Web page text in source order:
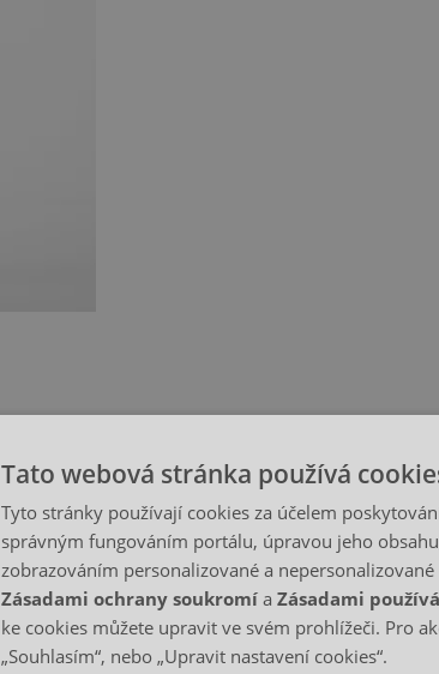
Tato webová stránka používá
Tyto stránky používají cookies za účelem
správným fungováním portálu, úpravou jeho
zobrazováním personalizované a
Zásadami ochrany soukromí a Zásadami
ke cookies můžete upravit ve svém prohlížeči. Pro
„Souhlasím“, nebo „Upravit nastavení cookies“.